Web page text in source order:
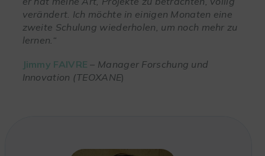
verändert. Ich möchte in einigen Monaten eine
zweite Schulung wiederholen, um noch mehr zu
lernen.“
Jimmy FAIVRE – Manager Forschung und
Innovation (TEOXANE)